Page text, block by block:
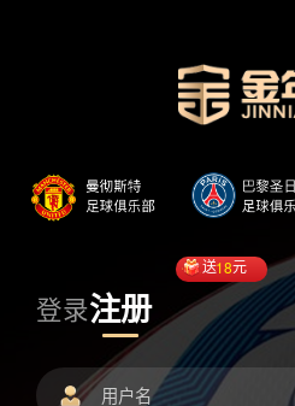
登录注册
送18元